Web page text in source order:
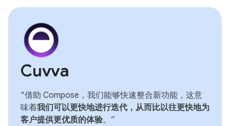
Cuvva
“借助 Compose，我们能够快速整合新功能，这意
味着我们可以更快地进行迭代，从而比以往更快地为
客户提供更优质的体验。”